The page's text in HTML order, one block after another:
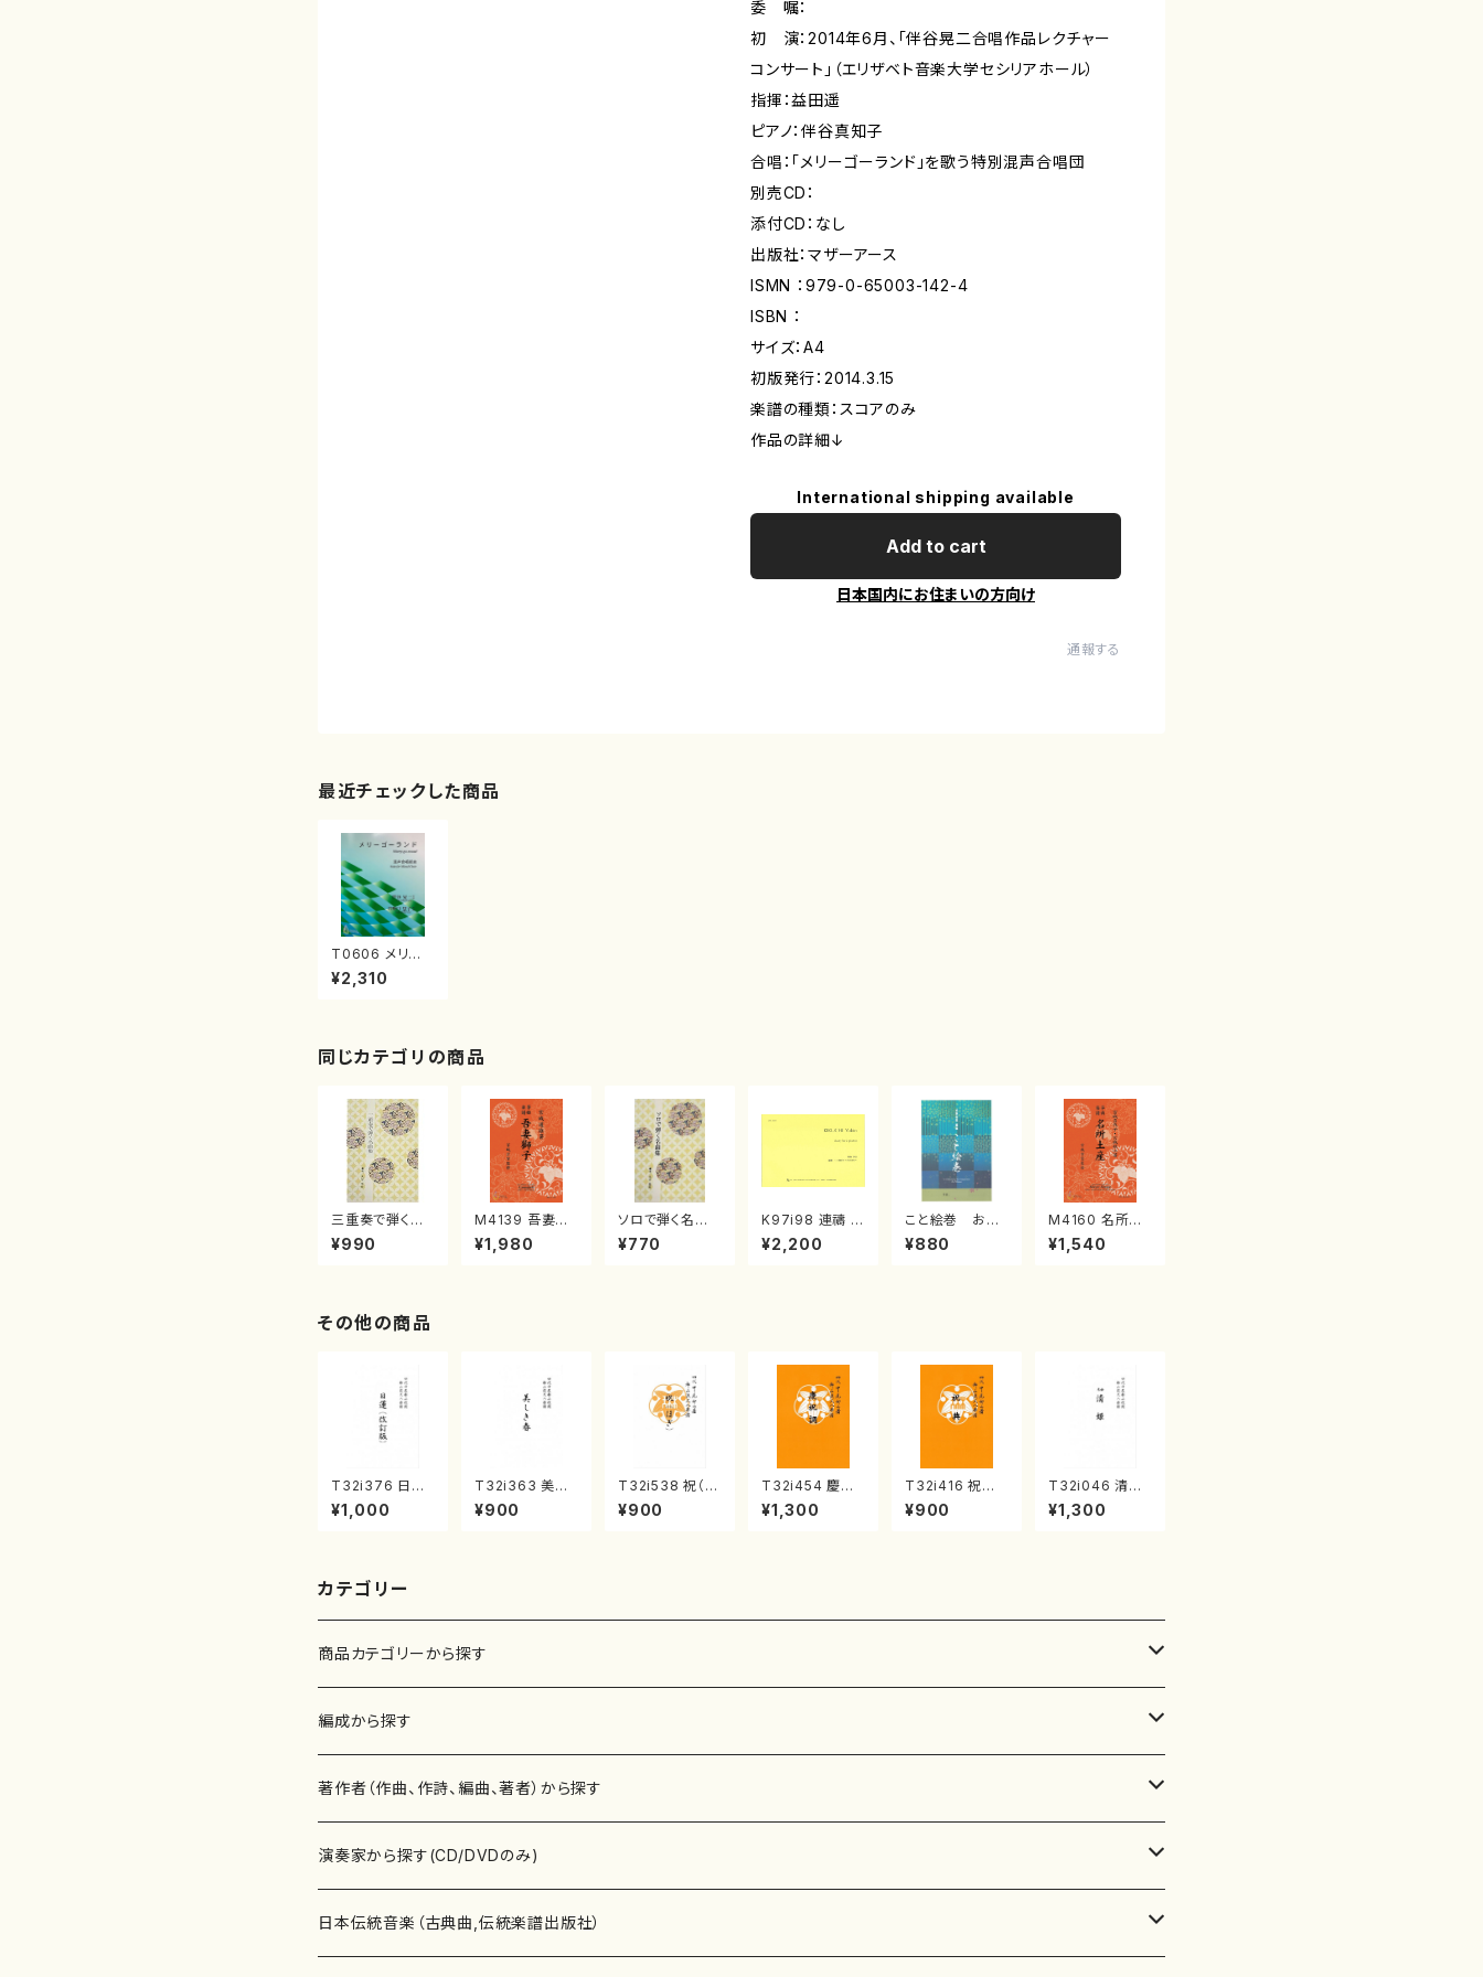
委 嘱：
初 演：2014年6月、「伴谷晃二合唱作品レクチャー
コンサート」（エリザベト音楽大学セシリアホール）
指揮：益田遥
ピアノ：伴谷真知子
合唱：「メリーゴーランド」を歌う特別混声合唱団
別売CD：
添付CD：なし
出版社：マザーアース
ISMN ：979-0-65003-142-4
ISBN ：
サイズ：A4
初版発行：2014.3.15
楽譜の種類：スコアのみ
作品の詳細↓
International shipping available
Add to cart
日本国内にお住まいの方向け
通報する
最近チェックした商品
T0606 メリー
ゴーランド（混声
合唱/伴谷晃二/
¥2,310
同じカテゴリの商品
三重奏で弾く名
曲集 クリスマ
スメドレー( 箏
¥990
M4139 吾妻獅
子《箏曲楽譜》
（箏/宮城道雄
¥1,980
ソロで弾く名曲
集 クリスマス・
イブ／恋人がサ
¥770
K97i98 連禱 :
2台ピアノのため
の（2 Pianos /
¥2,200
こと絵巻 お江
戸日本橋
¥880
M4160 名所土
産《箏曲楽譜》
（箏/宮城喜代
¥1,540
その他の商品
T32i376 日蓮
（改訂版）（尺八/
宮城道雄/楽譜）
¥1,000
T32i363 美し
き春（尺八/久本
玄智/楽譜）都山
¥900
T32i538 祝（ほ
ぎ）（尺八/二代
池田静山/楽譜）
¥900
T32i454 慶祝
調（尺八/久本玄
智/楽譜）都山流
¥1,300
T32i416 祝典
（尺八/初代山川
園松/楽譜）都山
¥900
T32i046 清姫
（尺八/金森高山/
楽譜）都山流公
¥1,300
カテゴリー
商品カテゴリーから探す
楽譜
書籍
書籍
テキストブック
CD・DVD
チケット
編成から探す
邦楽器
箏・琴（ソロ）
箏・琴（合奏）
合唱
混声合唱
歌・声
著作者（作曲、作詩、編曲、著者）から探す
あ行
青木省三(アオキ ショウゾウ)
か行
演奏家から探す(CD/DVDのみ)
邦楽（箏、三味線、尺八等）演奏家
日本伝統音楽（古典曲,伝統楽譜出版社）